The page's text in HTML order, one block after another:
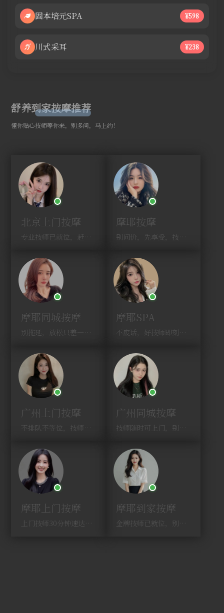
固本培元SPA ¥598
川式采耳 ¥238
舒养到家按摩推荐
懂你贴心技师等你来，别多问，马上约！
北京上门按摩
专业技师已就位，赶紧下单！
摩耶按摩
别问价，先享受，技师马上到！
摩耶同城按摩
别拖延，放松只差一次点击！
摩耶SPA
不废话，好技师即刻上门，约！
广州上门按摩
不排队不等位，技师直奔你家！
广州同城按摩
技师随时可上门，别啰嗦，赶紧约！
摩耶上门按摩
上门技师30分钟速达，别问，快约！
摩耶到家按摩
金牌技师已就位，别纠结，马上预约！